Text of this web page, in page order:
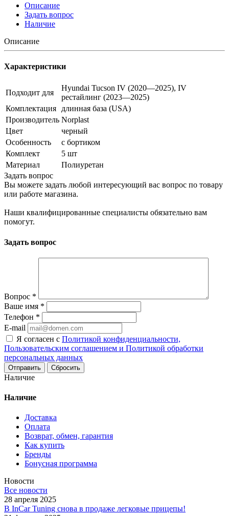
Описание
Задать вопрос
Наличие
Описание
Характеристики
Подходит для
Hyundai Tucson IV (2020—2025), IV
рестайлинг (2023—2025)
Комплектация
длинная база (USA)
Производитель Norplast
Цвет
черный
Особенность
с бортиком
Комплект
5 шт
Материал
Полиуретан
Задать вопрос
Вы можете задать любой интересующий вас вопрос по товару
или работе магазина.
Наши квалифицированные специалисты обязательно вам
помогут.
Задать вопрос
Вопрос *
Ваше имя *
Телефон *
E-mail
Я согласен с Политикой конфиденциальности,
Пользовательским соглашением и Политикой обработки
персональных данных
Сбросить
Наличие
Наличие
Доставка
Оплата
Возврат, обмен, гарантия
Как купить
Бренды
Бонусная программа
Новости
Все новости
28 апреля 2025
В InCar Tuning снова в продаже легковые прицепы!